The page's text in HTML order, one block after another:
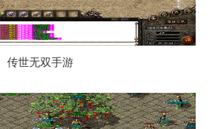
传世无双手游